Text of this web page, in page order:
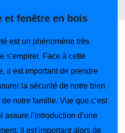
et fenêtre en bois
est un phénomène très
s’empirer. Face à cette
il est important de prendre
la sécurité de notre bien
notre famille. Vue que c’est
assure l’introduction d’une
il est important alors de